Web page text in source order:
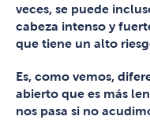
veces, se puede
cabeza intenso y
que tiene un alto
Es, como vemos,
abierto que es más
nos pasa si no